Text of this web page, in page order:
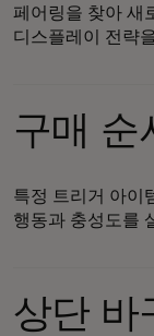
페어링을 찾아 새
디스플레이 전략
구매 순
특정 트리거 아이
행동과 충성도를
상단 바